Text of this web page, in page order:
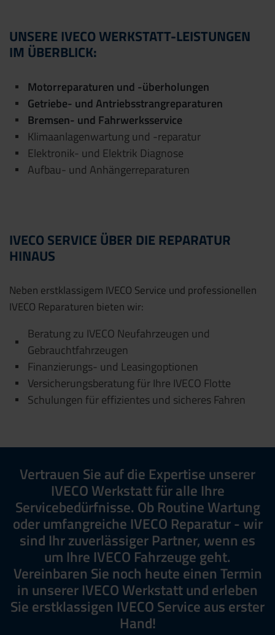
UNSERE IVECO WERKSTATT-LEISTUNGEN
IM ÜBERBLICK:
Motorreparaturen und -überholungen
Getriebe- und Antriebsstrangreparaturen
Bremsen- und Fahrwerksservice
Klimaanlagenwartung und -reparatur
Elektronik- und Elektrik Diagnose
Aufbau- und Anhängerreparaturen
IVECO SERVICE ÜBER DIE REPARATUR
HINAUS
Neben erstklassigem IVECO Service und professionellen
IVECO Reparaturen bieten wir:
Beratung zu IVECO Neufahrzeugen und
Gebrauchtfahrzeugen
Finanzierungs- und Leasingoptionen
Versicherungsberatung für Ihre IVECO Flotte
Schulungen für effizientes und sicheres Fahren
Vertrauen Sie auf die Expertise unserer
IVECO Werkstatt für alle Ihre
Servicebedürfnisse. Ob Routine Wartung
oder umfangreiche IVECO Reparatur - wir
sind Ihr zuverlässiger Partner, wenn es
um Ihre IVECO Fahrzeuge geht.
Vereinbaren Sie noch heute einen Termin
in unserer IVECO Werkstatt und erleben
Sie erstklassigen IVECO Service aus erster
Hand!